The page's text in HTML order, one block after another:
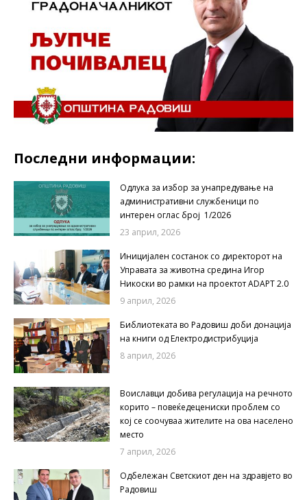
Последни информации:
Одлука за избор за унапредување на
административни службеници по
интерен оглас број 1/2026
23 април, 2026
Иницијален состанок со директорот на
Управата за животна средина Игор
Никоски во рамки на проектот ADAPT 2.0
9 април, 2026
Библиотеката во Радовиш доби донација
на книги од Електродистрибуција
8 април, 2026
Воиславци добива регулација на речното
корито – повеќедецениски проблем со
кој се соочуваа жителите на ова населено
место
7 април, 2026
Одбележан Светскиот ден на здравјето во
Радовиш